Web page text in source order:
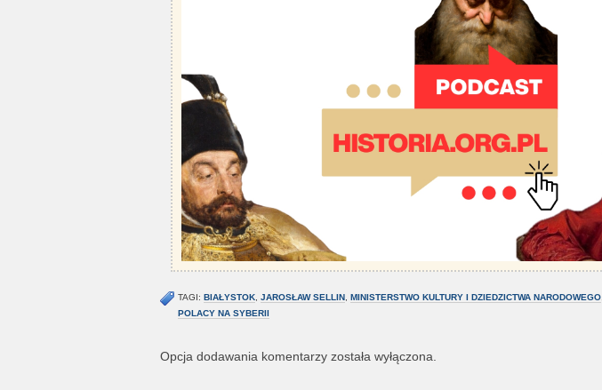
TAGI: BIAŁYSTOK, JAROSŁAW SELLIN, MINISTERSTWO KULTURY I DZIEDZICTWA NARODOWEGO,
POLACY NA SYBERII
Opcja dodawania komentarzy została wyłączona.